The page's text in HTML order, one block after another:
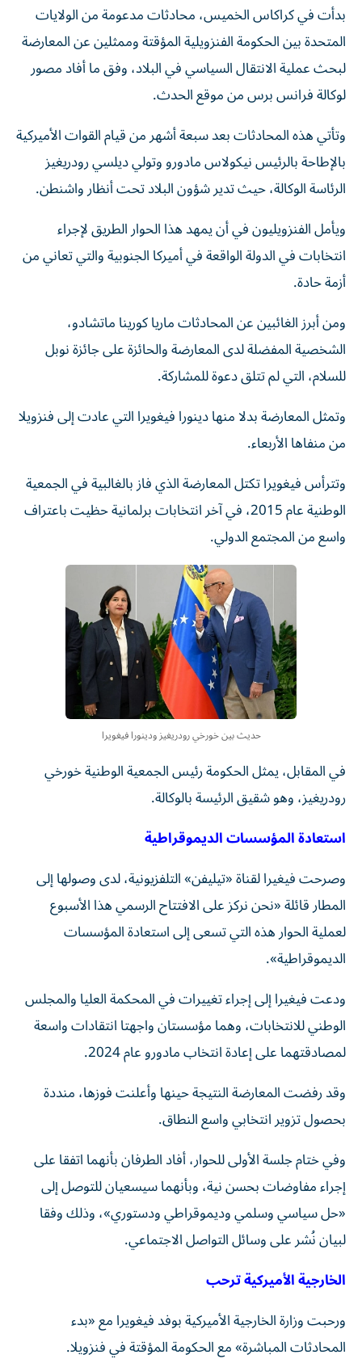
بدأت في كراكاس الخميس، محادثات مدعومة من الولايات
المتحدة بين الحكومة الفنزويلية المؤقتة وممثلين عن المعارضة
لبحث عملية الانتقال السياسي في البلاد، وفق ما أفاد مصور
لوكالة فرانس برس من موقع الحدث.
وتأتي هذه المحادثات بعد سبعة أشهر من قيام القوات الأميركية
بالإطاحة بالرئيس نيكولاس مادورو وتولي ديلسي رودريغيز
الرئاسة الوكالة، حيث تدير شؤون البلاد تحت أنظار واشنطن.
ويأمل الفنزويليون في أن يمهد هذا الحوار الطريق لإجراء
انتخابات في الدولة الواقعة في أميركا الجنوبية والتي تعاني من
أزمة حادة.
ومن أبرز الغائبين عن المحادثات ماريا كورينا ماتشادو،
الشخصية المفضلة لدى المعارضة والحائزة على جائزة نوبل
للسلام، التي لم تتلق دعوة للمشاركة.
وتمثل المعارضة بدلا منها دينورا فيغويرا التي عادت إلى فنزويلا
من منفاها الأربعاء.
وتترأس فيغويرا تكتل المعارضة الذي فاز بالغالبية في الجمعية
الوطنية عام 2015، في آخر انتخابات برلمانية حظيت باعتراف
واسع من المجتمع الدولي.
حديث بين خورخي رودريغيز ودينورا فيغويرا
في المقابل، يمثل الحكومة رئيس الجمعية الوطنية خورخي
رودريغيز، وهو شقيق الرئيسة بالوكالة.
استعادة المؤسسات الديموقراطية
وصرحت فيغيرا لقناة «تيليفن» التلفزيونية، لدى وصولها إلى
المطار قائلة «نحن نركز على الافتتاح الرسمي هذا الأسبوع
لعملية الحوار هذه التي تسعى إلى استعادة المؤسسات
الديموقراطية».
ودعت فيغيرا إلى إجراء تغييرات في المحكمة العليا والمجلس
الوطني للانتخابات، وهما مؤسستان واجهتا انتقادات واسعة
لمصادقتهما على إعادة انتخاب مادورو عام 2024.
وقد رفضت المعارضة النتيجة حينها وأعلنت فوزها، منددة
بحصول تزوير انتخابي واسع النطاق.
وفي ختام جلسة الأولى للحوار، أفاد الطرفان بأنهما اتفقا على
إجراء مفاوضات بحسن نية، وبأنهما سيسعيان للتوصل إلى
«حل سياسي وسلمي وديموقراطي ودستوري»، وذلك وفقا
لبيان نُشر على وسائل التواصل الاجتماعي.
الخارجية الأميركية ترحب
ورحبت وزارة الخارجية الأميركية بوفد فيغويرا مع «بدء
المحادثات المباشرة» مع الحكومة المؤقتة في فنزويلا.